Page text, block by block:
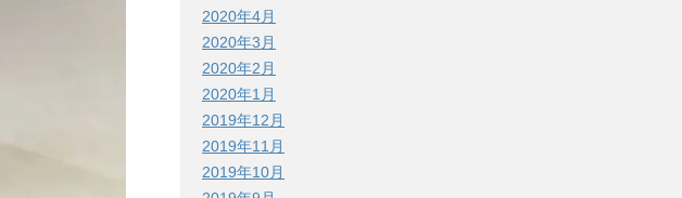
2020年4月
2020年3月
2020年2月
2020年1月
2019年12月
2019年11月
2019年10月